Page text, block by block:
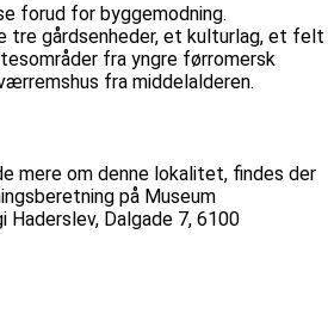
forud for byggemodning.
tre gårdsenheder, et kulturlag, et felt
fra yngre førromersk
fra middelalderen.
mere om denne lokalitet, findes der
på Museum
Dalgade 7, 6100